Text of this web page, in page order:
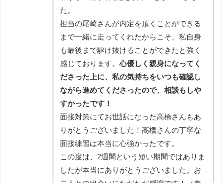
た。
担当の尾崎さんが内定を頂くことができる
まで一緒に走ってくれたからこそ、私自身
も最後まで駆け抜けることができたと強く
感じております。心優しく親身になってく
ださった上に、私の気持ちをいつも確認し
ながら進めてくださったので、相談もしや
すかったです！
面接対策にてお世話になった高橋さんもあ
りがとうございました！高橋さんの丁寧な
面接練習は本当に心強かったです。
この度は、2週間という短い期間ではありま
したが本当にありがとうございました。お